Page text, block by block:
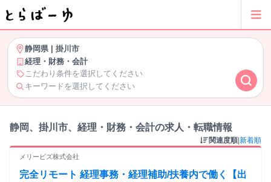
静岡県| 掛川市
経理・財務・会計
こだわり条件を選択してください
キーワードを選択してください
静岡、掛川市、経理・財務・会計の求人・転職情報
関連度順 新着順
メリービズ株式会社
完全リモート 経理事務・経理補助/扶養内で働く【出